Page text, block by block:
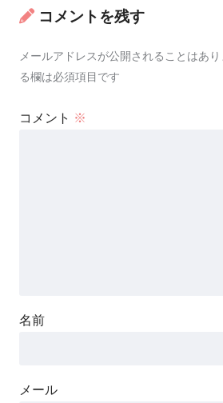
コメントを残す
メールアドレスが公開されることはあり
る欄は必須項目です
コメント ※
名前
メール